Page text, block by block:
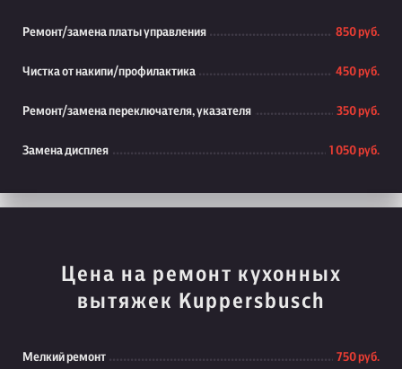
Ремонт/замена платы управления 850 руб.
Чистка от накипи/профилактика 450 руб.
Ремонт/замена переключателя, указателя 350 руб.
Замена дисплея 1 050 руб.
Цена на ремонт кухонных
вытяжек Kuppersbusch
Мелкий ремонт 750 руб.